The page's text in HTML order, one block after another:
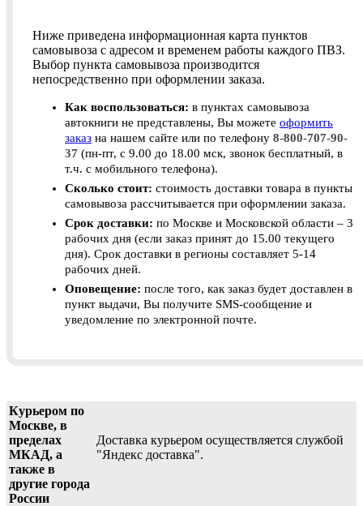
Ниже приведена информационная карта пунктов
самовывоза с адресом и временем работы каждого ПВЗ.
Выбор пункта самовывоза производится
непосредственно при оформлении заказа.
Как воспользоваться: в пунктах самовывоза
автокниги не представлены, Вы можете оформить
заказ на нашем сайте или по телефону 8-800-707-90-
37 (пн-пт, с 9.00 до 18.00 мск, звонок бесплатный, в
т.ч. с мобильного телефона).
Сколько стоит: стоимость доставки товара в пункты
самовывоза рассчитывается при оформлении заказа.
Срок доставки: по Москве и Московской области – 3
рабочих дня (если заказ принят до 15.00 текущего
дня). Срок доставки в регионы составляет 5-14
рабочих дней.
Оповещение: после того, как заказ будет доставлен в
пункт выдачи, Вы получите SMS-сообщение и
уведомление по электронной почте.
Курьером по
Москве, в
пределах
МКАД, а
также в
другие города
России
Доставка курьером осуществляется службой
"Яндекс доставка".